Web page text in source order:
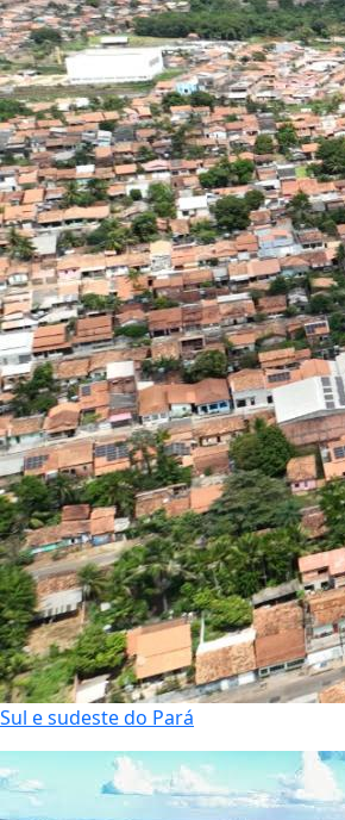
Sul e sudeste do Pará